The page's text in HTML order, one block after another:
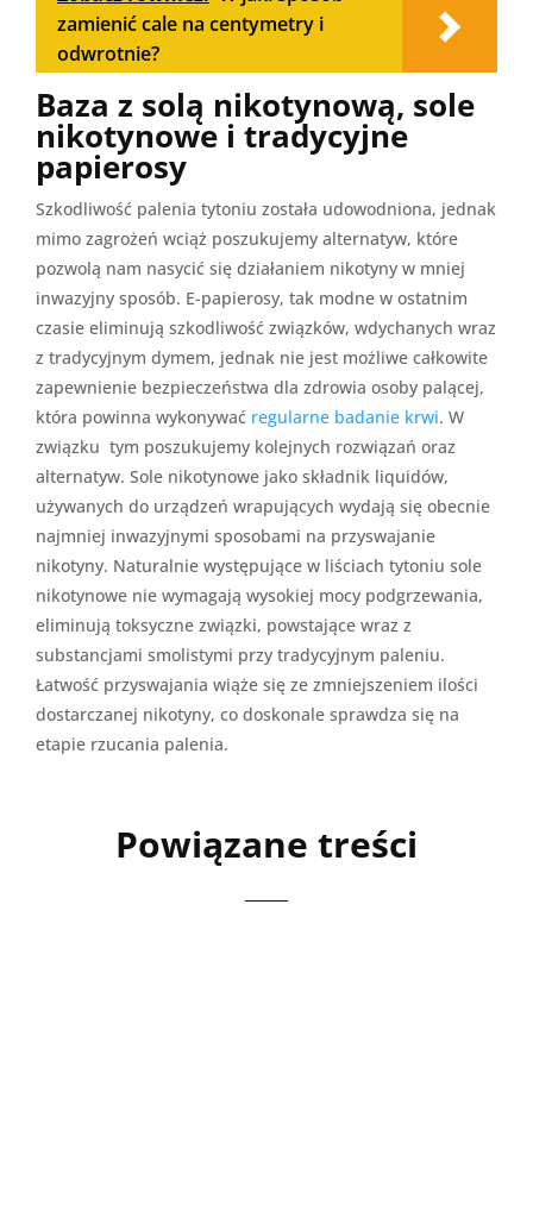
zamienić cale na centymetry i
odwrotnie?
Baza z solą nikotynową, sole
nikotynowe i tradycyjne
papierosy
Szkodliwość palenia tytoniu została udowodniona, jednak
mimo zagrożeń wciąż poszukujemy alternatyw, które
pozwolą nam nasycić się działaniem nikotyny w mniej
inwazyjny sposób. E-papierosy, tak modne w ostatnim
czasie eliminują szkodliwość związków, wdychanych wraz
z tradycyjnym dymem, jednak nie jest możliwe całkowite
zapewnienie bezpieczeństwa dla zdrowia osoby palącej,
która powinna wykonywać regularne badanie krwi. W
związku tym poszukujemy kolejnych rozwiązań oraz
alternatyw. Sole nikotynowe jako składnik liquidów,
używanych do urządzeń wrapujących wydają się obecnie
najmniej inwazyjnymi sposobami na przyswajanie
nikotyny. Naturalnie występujące w liściach tytoniu sole
nikotynowe nie wymagają wysokiej mocy podgrzewania,
eliminują toksyczne związki, powstające wraz z
substancjami smolistymi przy tradycyjnym paleniu.
Łatwość przyswajania wiąże się ze zmniejszeniem ilości
dostarczanej nikotyny, co doskonale sprawdza się na
etapie rzucania palenia.
Powiązane treści